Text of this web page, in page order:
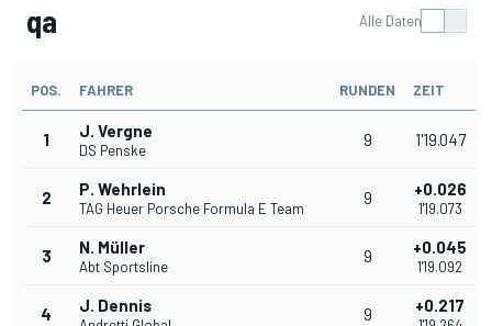
qa Alle Daten
POS. FAHRER RUNDEN ZEIT
1 J. Vergne
DS Penske
9 1'19.047
2 P. Wehrlein
TAG Heuer Porsche Formula E Team
9 +0.026
1'19.073
3 N. Müller
Abt Sportsline
9 +0.045
1'19.092
4 J. Dennis 9 +0.217